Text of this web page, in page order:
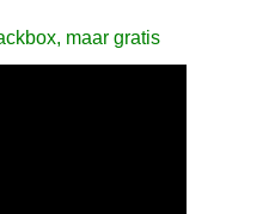
maar gratis